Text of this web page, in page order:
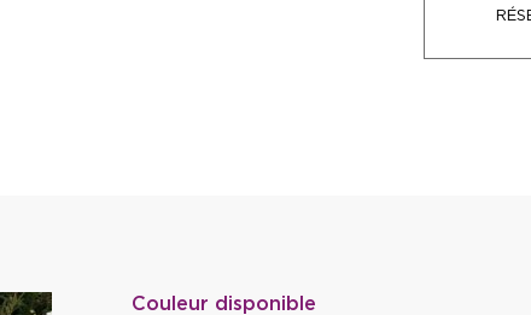
Couleur disponible